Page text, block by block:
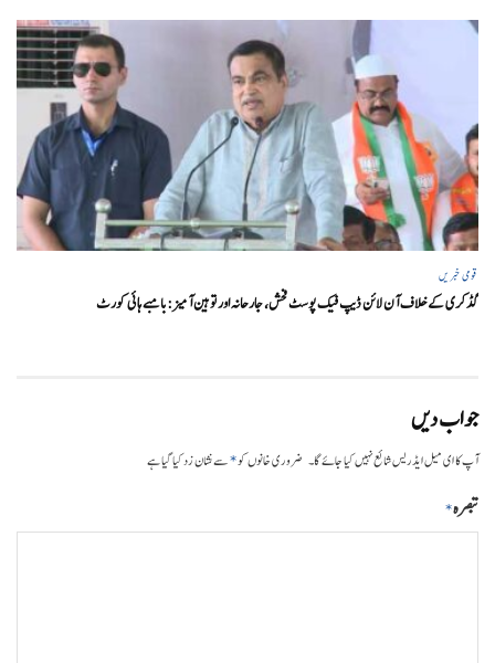
قومی خبریں
گڈکری کے خلاف آن لائن ڈیپ فیک پوسٹ فحش، جارحانہ اور توہین آمیز:بامبے ہائی کورٹ
جواب دیں
آپ کا ای میل ایڈریس شائع نہیں کیا جائے گا۔ ضروری خانوں کو*سے نشان زد کیا گیا ہے
تبصرہ*